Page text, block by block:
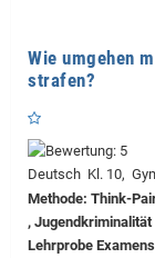
Wie umgehen
strafen?
Deutsch Kl. 10,
Methode: Think-
,
Lehrprobe